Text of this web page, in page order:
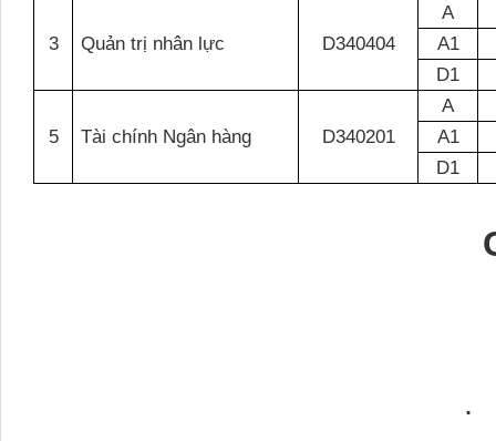
3 Quản trị nhân lực D340404
A
A1
D1
5 Tài chính Ngân hàng D340201
A
A1
D1
.